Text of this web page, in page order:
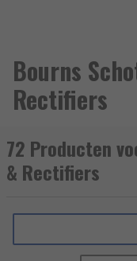
Bourns
Rectifiers
72 Producten
& Rectifiers